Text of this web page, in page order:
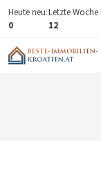
Heute neu:
0
Letzte
12